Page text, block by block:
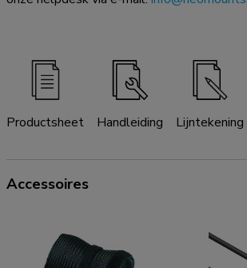
Productsheet Handleiding Lijntekening
Accessoires